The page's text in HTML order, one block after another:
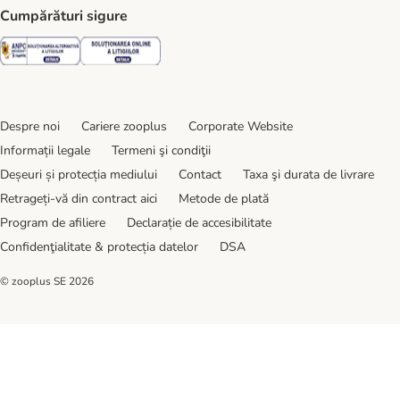
Cumpărături sigure
Security Security
Despre noi Cariere zooplus
Corporate Website
Informații legale
Termeni şi condiţii
Deșeuri și protecția mediului
Contact
Taxa şi durata de livrare
Retrageți-vă din contract aici
Metode de plată
Program de afiliere
Declarație de accesibilitate
Confidenţialitate & protecția datelor
DSA
© zooplus SE 2026